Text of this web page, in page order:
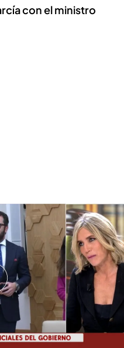
con el ministro
¿cómo condicionarán la